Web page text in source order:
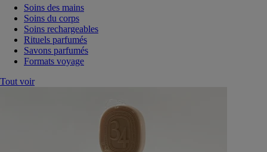
Soins des mains
Soins du corps
Soins rechargeables
Rituels parfumés
Savons parfumés
Formats voyage
Tout voir